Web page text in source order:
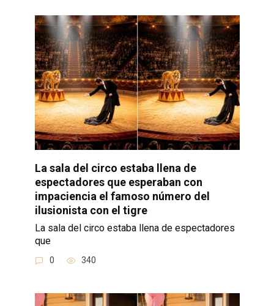
La sala del circo estaba llena de
espectadores que esperaban con
impaciencia el famoso número del
ilusionista con el tigre
La sala del circo estaba llena de espectadores
que
0 340